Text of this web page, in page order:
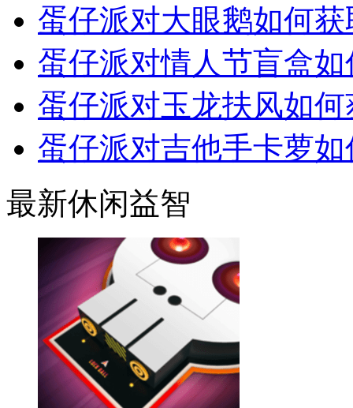
蛋仔派对大眼鹅如何获
蛋仔派对情人节盲盒
蛋仔派对玉龙扶风如何
蛋仔派对吉他手卡萝
最新休闲益智